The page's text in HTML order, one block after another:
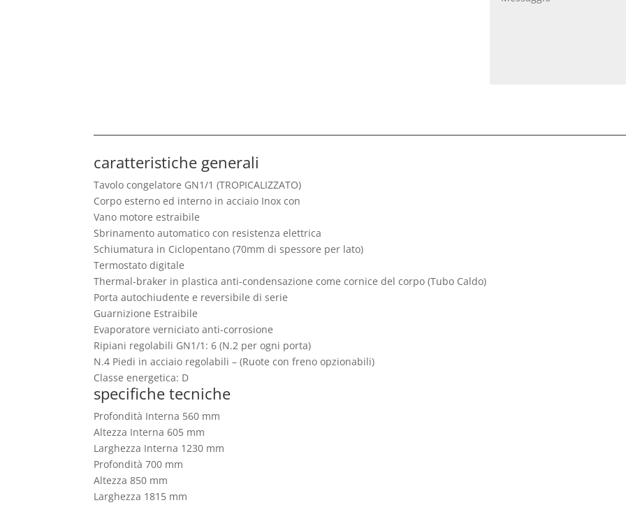
caratteristiche generali
Tavolo congelatore GN1/1 (TROPICALIZZATO)
Corpo esterno ed interno in acciaio Inox con
Vano motore estraibile
Sbrinamento automatico con resistenza elettrica
Schiumatura in Ciclopentano (70mm di spessore per lato)
Termostato digitale
Thermal-braker in plastica anti-condensazione come cornice del corpo (Tubo Caldo)
Porta autochiudente e reversibile di serie
Guarnizione Estraibile
Evaporatore verniciato anti-corrosione
Ripiani regolabili GN1/1: 6 (N.2 per ogni porta)
N.4 Piedi in acciaio regolabili – (Ruote con freno opzionabili)
Classe energetica: D
specifiche tecniche
Profondità Interna 560 mm
Altezza Interna 605 mm
Larghezza Interna 1230 mm
Profondità 700 mm
Altezza 850 mm
Larghezza 1815 mm